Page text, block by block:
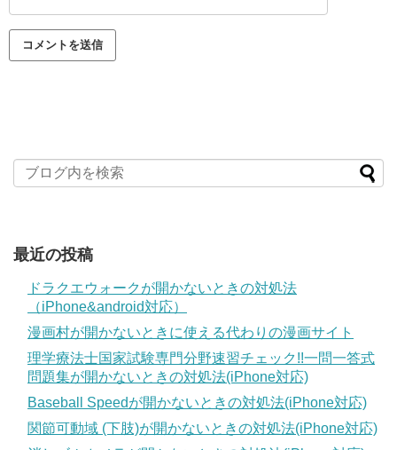
最近の投稿
ドラクエウォークが開かないときの対処法
（iPhone&android対応）
漫画村が開かないときに使える代わりの漫画サイト
理学療法士国家試験専門分野速習チェック!!一問一答式
問題集が開かないときの対処法(iPhone対応)
Baseball Speedが開かないときの対処法(iPhone対応)
関節可動域 (下肢)が開かないときの対処法(iPhone対応)